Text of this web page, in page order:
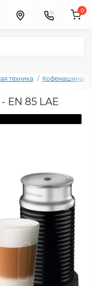
0
техника Кофемашины
85 LAE